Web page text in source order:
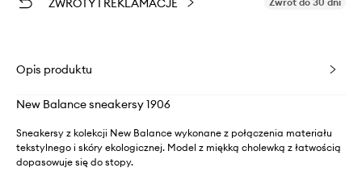
ZWROTY I REKLAMACJE
Opis produktu
New Balance sneakersy 1906
Sneakersy z kolekcji New Balance wykonane z połączenia materiału
tekstylnego i skóry ekologicznej. Model z miękką cholewką z łatwością
dopasowuje się do stopy.